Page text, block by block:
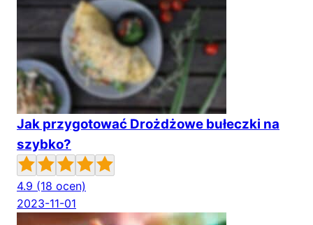
Jak przygotować Drożdżowe bułeczki na
szybko?
4.9 (18 ocen)
2023-11-01